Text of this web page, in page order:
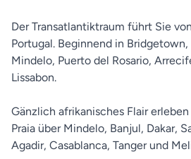
Der Transatlantiktraum führt Sie
Portugal. Beginnend in
Mindelo, Puerto del Rosario,
Lissabon.
Gänzlich afrikanisches Flair
Praia über Mindelo, Banjul, Dakar,
Agadir, Casablanca, Tanger und